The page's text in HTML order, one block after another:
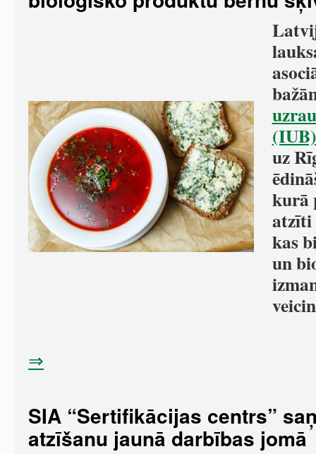
uz
kurā
kas
un
⇒
SIA “Sertifikācijas centrs”
atzīšanu jaunā darbības jomā